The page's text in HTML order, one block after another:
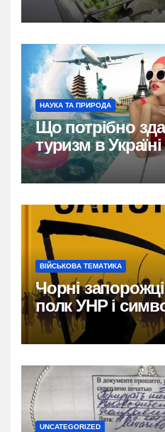
НАУКА ТА ПРИРОДА
Що потрібно
туризм в
ВІЙСЬКОВА ТЕМАТИКА
Чорні
полк УНР і
UNCATEGORIZED